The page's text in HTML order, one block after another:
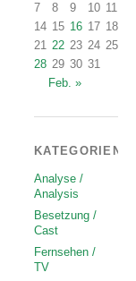
7
8 9 10 11
14 15 16 17 18
21 22 23 24 25
28 29 30 31
Feb. »
KATEGORIEN
Analyse /
Analysis
Besetzung /
Cast
Fernsehen /
TV